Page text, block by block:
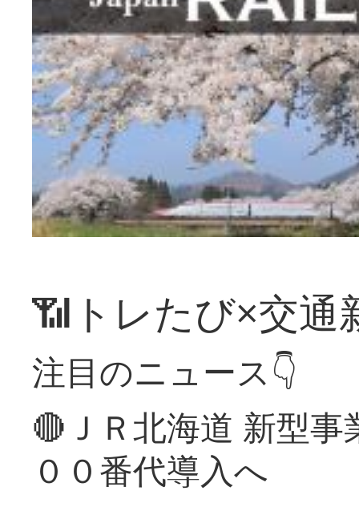
📶トレたび×交通
注目のニュース👇
🔴ＪＲ北海道 新型
００番代導入へ